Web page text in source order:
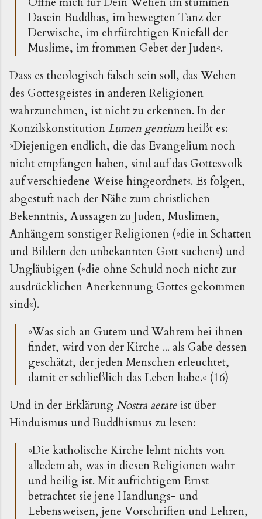
Dasein Buddhas, im bewegten Tanz der
Derwische, im ehrfürchtigen Kniefall der
Muslime, im frommen Gebet der Juden«.
Dass es theologisch falsch sein soll, das Wehen
des Gottesgeistes in anderen Religionen
wahrzunehmen, ist nicht zu erkennen. In der
KonzilskonstitutionLumen gentiumheißt es:
»Diejenigen endlich, die das Evangelium noch
nicht empfangen haben, sind auf das Gottesvolk
auf verschiedene Weise hingeordnet«. Es folgen,
abgestuft nach der Nähe zum christlichen
Bekenntnis, Aussagen zu Juden, Muslimen,
Anhängern sonstiger Religionen (»die in Schatten
und Bildern den unbekannten Gott suchen«) und
Ungläubigen (»die ohne Schuld noch nicht zur
ausdrücklichen Anerkennung Gottes gekommen
sind«).
»Was sich an Gutem und Wahrem bei ihnen
findet, wird von der Kirche ... als Gabe dessen
geschätzt, der jeden Menschen erleuchtet,
damit er schließlich das Leben habe.« (16)
Und in der ErklärungNostra aetate ist über
Hinduismus und Buddhismus zu lesen:
»Die katholische Kirche lehnt nichts von
alledem ab, was in diesen Religionen wahr
und heilig ist. Mit aufrichtigem Ernst
betrachtet sie jene Handlungs- und
Lebensweisen, jene Vorschriften und Lehren,